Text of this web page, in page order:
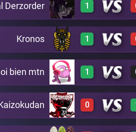
Derzorder 1
2 A12
Kronos 1
3 A12
bien mtn 1
3 A12
0